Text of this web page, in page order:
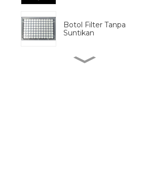
Botol Filter Tanpa
Suntikan